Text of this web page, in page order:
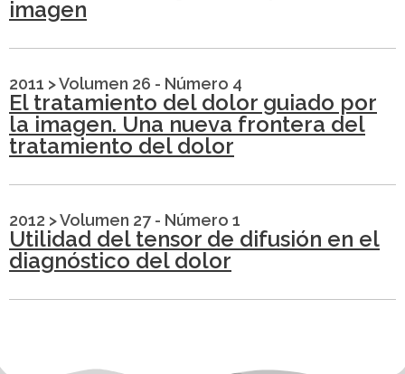
imagen
2011 >Volumen 26 - Número 4
El tratamiento del dolor guiado por
la imagen. Una nueva frontera del
tratamiento del dolor
2012 >Volumen 27 - Número 1
Utilidad del tensor de difusión en el
diagnóstico del dolor